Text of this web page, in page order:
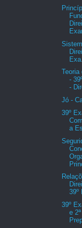
-
-
Jó -
39º
a
39º
39º
e